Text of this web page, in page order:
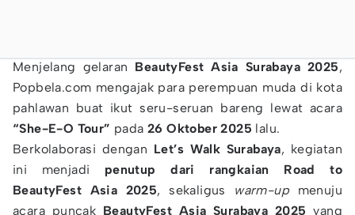
Menjelang gelaran BeautyFest Asia Surabaya 2025,
Popbela.com mengajak para perempuan muda di kota
pahlawan buat ikut seru-seruan bareng lewat acara
“She-E-O Tour” pada26 Oktober 2025 lalu.
Berkolaborasi dengan Let’s Walk Surabaya, kegiatan
ini menjadi penutup dari rangkaian Road to
BeautyFest Asia 2025, sekaligus warm-up menuju
acara puncak BeautyFest Asia Surabaya 2025 yang